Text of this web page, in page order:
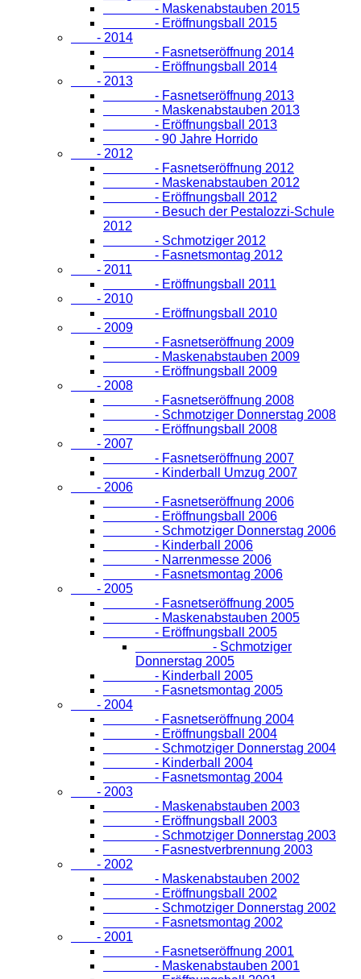
- Maskenabstauben 2015
- Eröffnungsball 2015
- 2014
- Fasnetseröffnung 2014
- Eröffnungsball 2014
- 2013
- Fasnetseröffnung 2013
- Maskenabstauben 2013
- Eröffnungsball 2013
- 90 Jahre Horrido
- 2012
- Fasnetseröffnung 2012
- Maskenabstauben 2012
- Eröffnungsball 2012
- Besuch der Pestalozzi-Schule
2012
- Schmotziger 2012
- Fasnetsmontag 2012
- 2011
- Eröffnungsball 2011
- 2010
- Eröffnungsball 2010
- 2009
- Fasnetseröffnung 2009
- Maskenabstauben 2009
- Eröffnungsball 2009
- 2008
- Fasnetseröffnung 2008
- Schmotziger Donnerstag 2008
- Eröffnungsball 2008
- 2007
- Fasnetseröffnung 2007
- Kinderball Umzug 2007
- 2006
- Fasnetseröffnung 2006
- Eröffnungsball 2006
- Schmotziger Donnerstag 2006
- Kinderball 2006
- Narrenmesse 2006
- Fasnetsmontag 2006
- 2005
- Fasnetseröffnung 2005
- Maskenabstauben 2005
- Eröffnungsball 2005
- Schmotziger
Donnerstag 2005
- Kinderball 2005
- Fasnetsmontag 2005
- 2004
- Fasnetseröffnung 2004
- Eröffnungsball 2004
- Schmotziger Donnerstag 2004
- Kinderball 2004
- Fasnetsmontag 2004
- 2003
- Maskenabstauben 2003
- Eröffnungsball 2003
- Schmotziger Donnerstag 2003
- Fasnestverbrennung 2003
- 2002
- Maskenabstauben 2002
- Eröffnungsball 2002
- Schmotziger Donnerstag 2002
- Fasnetsmontag 2002
- 2001
- Fasnetseröffnung 2001
- Maskenabstauben 2001